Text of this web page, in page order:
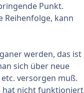
Punkt.
Reihenfolge, kann
werden, das ist
sich über neue
versorgen muß.
hat nicht funktioniert